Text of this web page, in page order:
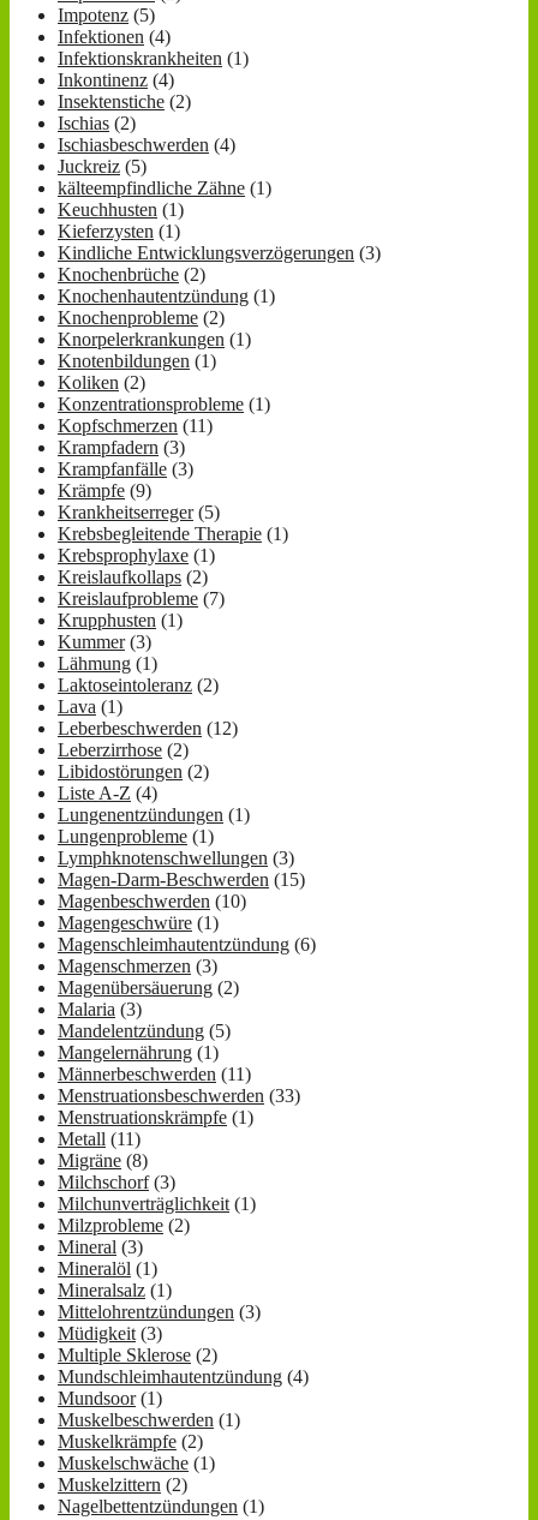
Impotenz (5)
Infektionen (4)
Infektionskrankheiten (1)
Inkontinenz (4)
Insektenstiche (2)
Ischias (2)
Ischiasbeschwerden (4)
Juckreiz (5)
kälteempfindliche Zähne (1)
Keuchhusten (1)
Kieferzysten (1)
Kindliche Entwicklungsverzögerungen (3)
Knochenbrüche (2)
Knochenhautentzündung (1)
Knochenprobleme (2)
Knorpelerkrankungen (1)
Knotenbildungen (1)
Koliken (2)
Konzentrationsprobleme (1)
Kopfschmerzen (11)
Krampfadern (3)
Krampfanfälle (3)
Krämpfe (9)
Krankheitserreger(5)
Krebsbegleitende Therapie (1)
Krebsprophylaxe (1)
Kreislaufkollaps (2)
Kreislaufprobleme (7)
Krupphusten (1)
Kummer(3)
Lähmung (1)
Laktoseintoleranz (2)
Lava (1)
Leberbeschwerden (12)
Leberzirrhose (2)
Libidostörungen (2)
Liste A-Z (4)
Lungenentzündungen (1)
Lungenprobleme (1)
Lymphknotenschwellungen (3)
Magen-Darm-Beschwerden (15)
Magenbeschwerden (10)
Magengeschwüre (1)
Magenschleimhautentzündung (6)
Magenschmerzen (3)
Magenübersäuerung (2)
Malaria (3)
Mandelentzündung (5)
Mangelernährung (1)
Männerbeschwerden (11)
Menstruationsbeschwerden (33)
Menstruationskrämpfe (1)
Metall (11)
Migräne (8)
Milchschorf(3)
Milchunverträglichkeit(1)
Milzprobleme (2)
Mineral (3)
Mineralöl (1)
Mineralsalz (1)
Mittelohrentzündungen (3)
Müdigkeit(3)
Multiple Sklerose (2)
Mundschleimhautentzündung (4)
Mundsoor(1)
Muskelbeschwerden (1)
Muskelkrämpfe (2)
Muskelschwäche (1)
Muskelzittern (2)
Nagelbettentzündungen (1)